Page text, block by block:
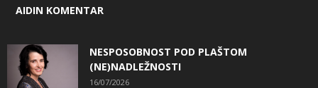
AIDIN KOMENTAR
NESPOSOBNOST POD PLAŠTOM
(NE)NADLEŽNOSTI
16/07/2026